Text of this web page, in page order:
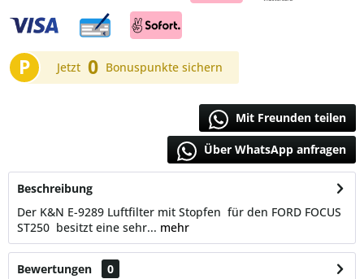
P Jetzt 0 Bonuspunkte sichern
Mit Freunden teilen
Über WhatsApp anfragen
Beschreibung
Der K&N E-9289 Luftfilter mit Stopfen für den FORD FOCUS
ST250 besitzt eine sehr... mehr
Bewertungen
0